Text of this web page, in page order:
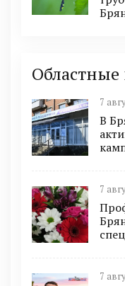
Областные
7
В
7
7